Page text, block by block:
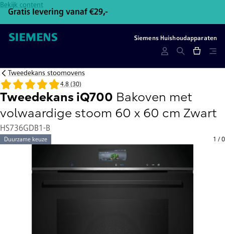
Bekijk content
Gratis levering vanaf €29,-
Siemens Huishoudapparaten
Tweedekans stoomovens
Tweedekans iQ700 Bakoven met
volwaardige stoom 60 x 60 cm Zwart
HS736GDB1-B
4.8 (30)
Duurzame keuze 1 / 0